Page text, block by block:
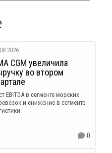
CGM увеличила
во втором
EBITDA в сегменте морских
и снижение в сегменте
0